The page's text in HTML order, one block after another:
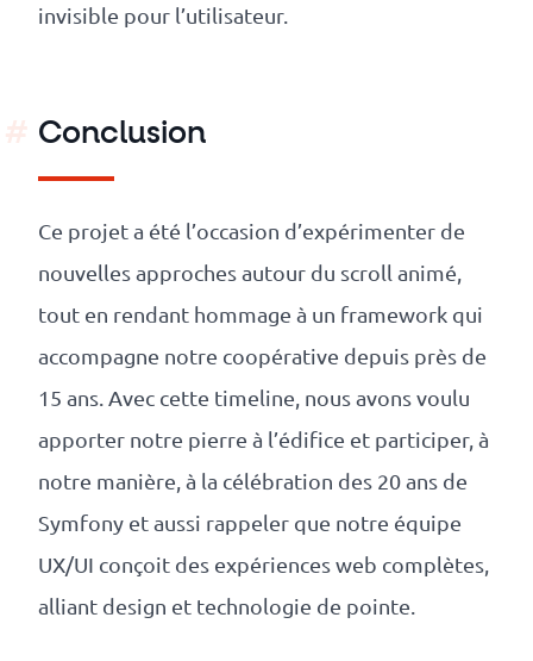
invisible pour l’utilisateur.
Conclusion
Ce projet a été l’occasion d’expérimenter de
nouvelles approches autour du scroll animé,
tout en rendant hommage à un framework qui
accompagne notre coopérative depuis près de
15 ans. Avec cette timeline, nous avons voulu
apporter notre pierre à l’édifice et participer, à
notre manière, à la célébration des 20 ans de
Symfony et aussi rappeler que notre équipe
UX/UI conçoit des expériences web complètes,
alliant design et technologie de pointe.